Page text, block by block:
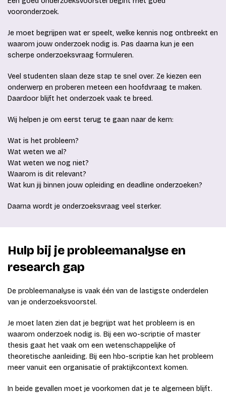
vooronderzoek.
Je moet begrijpen wat er speelt, welke kennis nog ontbreekt en
waarom jouw onderzoek nodig is. Pas daarna kun je een
scherpe onderzoeksvraag formuleren.
Veel studenten slaan deze stap te snel over. Ze kiezen een
onderwerp en proberen meteen een hoofdvraag te maken.
Daardoor blijft het onderzoek vaak te breed.
Wij helpen je om eerst terug te gaan naar de kern:
Wat is het probleem?
Wat weten we al?
Wat weten we nog niet?
Waarom is dit relevant?
Wat kun jij binnen jouw opleiding en deadline onderzoeken?
Daarna wordt je onderzoeksvraag veel sterker.
Hulp bij je probleemanalyse en
research gap
De probleemanalyse is vaak één van de lastigste onderdelen
van je onderzoeksvoorstel.
Je moet laten zien dat je begrijpt wat het probleem is en
waarom onderzoek nodig is. Bij een wo-scriptie of master
thesis gaat het vaak om een wetenschappelijke of
theoretische aanleiding. Bij een hbo-scriptie kan het probleem
meer vanuit een organisatie of praktijkcontext komen.
In beide gevallen moet je voorkomen dat je te algemeen blijft.